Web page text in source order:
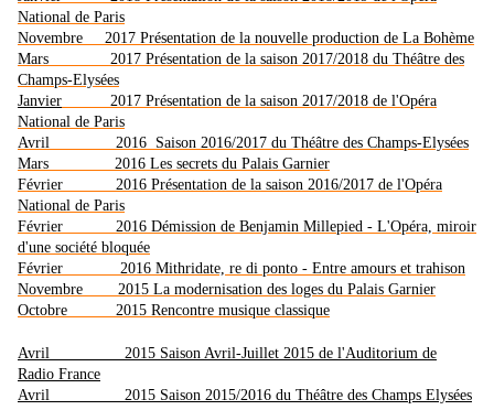
National de Paris
Novembre 2017 Présentation de la nouvelle production de La Bohème
Mars 2017 Présentation de la saison 2017/2018 du Théâtre des
Champs-Elysées
Janvier 2017 Présentation de la saison 2017/2018 de l'Opéra
National de Paris
Avril 2016 Saison 2016/2017 du Théâtre des Champs-Elysées
Mars 2016 Les secrets du Palais Garnier
Février 2016 Présentation de la saison 2016/2017 de l'Opéra
National de Paris
Février 2016 Démission de Benjamin Millepied - L'Opéra, miroir
d'une société bloquée
Février 2016 Mithridate, re di ponto - Entre amours et trahison
Novembre 2015 La modernisation des loges du Palais Garnier
Octobre 2015 Rencontre musique classique
Avril 2015 Saison Avril-Juillet 2015 de l'Auditorium de
Radio France
Avril 2015 Saison 2015/2016 du Théâtre des Champs Elysées